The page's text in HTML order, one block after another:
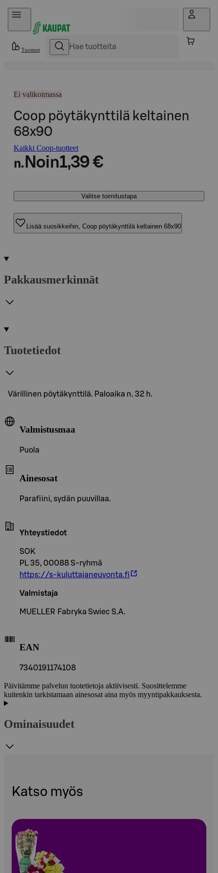
Hyppää sisältöön
Tuotteet
Ei valikoimassa
Coop pöytäkynttilä keltainen
68x90
Kaikki Coop-tuotteet
n. Noin1,39 €
Valitse toimitustapa
Lisää suosikkeihin, Coop pöytäkynttilä keltainen 68x90
Pakkausmerkinnät
Tuotetiedot
Värillinen pöytäkynttilä. Paloaika n. 32 h.
Valmistusmaa
Puola
Ainesosat
Parafiini, sydän puuvillaa.
Yhteystiedot
SOK
PL 35, 00088 S-ryhmä
https://s-kuluttajaneuvonta.fi
Valmistaja
MUELLER Fabryka Swiec S.A.
EAN
7340191174108
Päivitämme palvelun tuotetietoja aktiivisesti. Suosittelemme
kuitenkin tarkistamaan ainesosat aina myös myyntipakkauksesta.
Ominaisuudet
Katso myös